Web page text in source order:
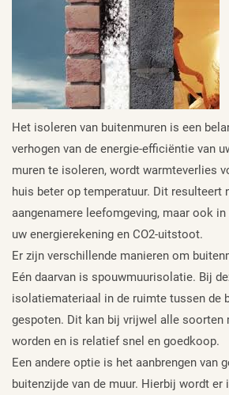
Het isoleren van buitenmuren is een
verhogen van de energie-efficiëntie van
muren te isoleren, wordt warmteverlies
huis beter op temperatuur. Dit resulteert
aangenamere leefomgeving, maar ook
uw energierekening en CO2-uitstoot.
Er zijn verschillende manieren om
Eén daarvan is spouwmuurisolatie. Bij
isolatiemateriaal in de ruimte tussen de
gespoten. Dit kan bij vrijwel alle soorten
worden en is relatief snel en goedkoop.
Een andere optie is het aanbrengen van
buitenzijde van de muur. Hierbij wordt er